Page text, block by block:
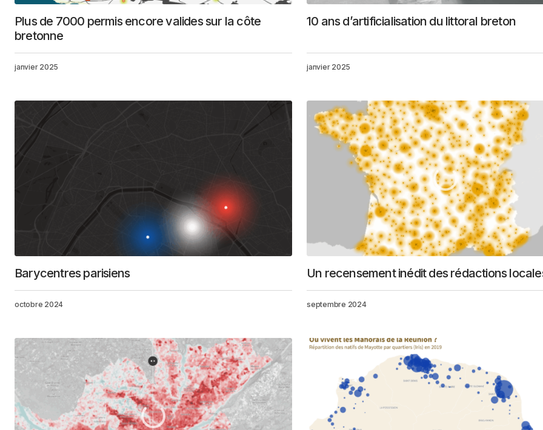
Plus de 7000 permis encore valides sur la côte
bretonne
janvier 2025
10 ans d’artificialisation du littoral breton
janvier 2025
Barycentres parisiens
octobre 2024
Un recensement inédit des rédactions
septembre 2024